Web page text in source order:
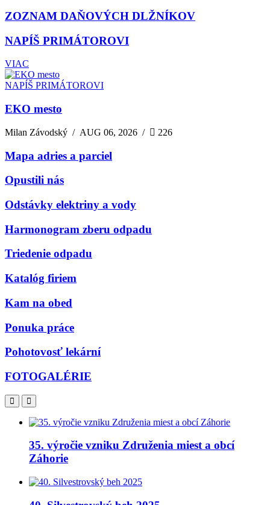
ZOZNAM DAŇOVÝCH DLŽNÍKOV
NAPÍŠ PRIMÁTOROVI
VIAC
NAPÍŠ PRIMÁTOROVI
EKO mesto
Milan Závodský /AUG 06, 2026 / 226
Mapa adries a parciel
Opustili nás
Odstávky elektriny a vody
Harmonogram zberu odpadu
Triedenie odpadu
Katalóg firiem
Kam na obed
Ponuka práce
Pohotovosť lekární
FOTOGALÉRIE
35. výročie vzniku Združenia miest a obcí
Záhorie